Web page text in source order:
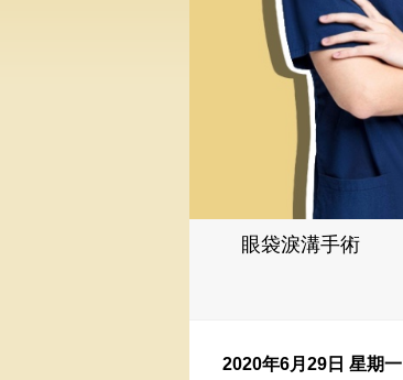
眼袋淚溝手術
2020年6月29日 星期一